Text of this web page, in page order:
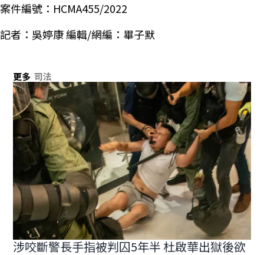
案件編號：HCMA455/2022
記者：吳婷康 編輯/網編：畢子默
更多 司法
涉咬斷警長手指被判囚5年半 杜啟華出獄後欲